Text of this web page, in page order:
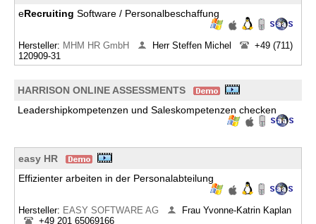
eRecruiting Software / Personalbeschaffung
Hersteller: MHM HR GmbH Herr Steffen Michel
+49 (711)
120909-31
HARRISON ONLINE ASSESSMENTS
Leadershipkompetenzen und Saleskompetenzen checken
easy HR
Effizienter arbeiten in der Personalabteilung
Hersteller: EASY SOFTWARE AG
Frau Yvonne-Katrin Kaplan
+49 201 65069166